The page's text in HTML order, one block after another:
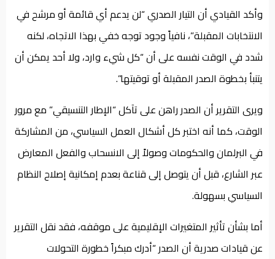
وأكد القيادي أن التيار الصدري “لن يدعم أي قائمة أو مرشح في
الانتخابات المقبلة”، نافياً وجود توجه خفي بهذا الاتجاه، لكنه
شدد في الوقت نفسه على أن “كل شيء وارد، ولا أحد يمكن أن
يتنبأ بخطوة الصدر المقبلة أو توقيتها”.
ويرى التقرير أن الصدر راهن على تآكل “الإطار التنسيقي” مع مرور
الوقت، كما أنه اختبر كل أشكال العمل السياسي، من المشاركة
في البرلمان والحكومات وصولاً إلى الانسحاب والفعل المعارض
عبر الشارع، قبل أن يتوصل إلى قناعة بعدم إمكانية إصلاح النظام
السياسي بسهولة.
أما بشأن تأثير المتغيرات الإقليمية على موقفه، فقد نقل التقرير
عن قيادات صدرية أن الصدر “أدرك مبكراً خطورة التحولات